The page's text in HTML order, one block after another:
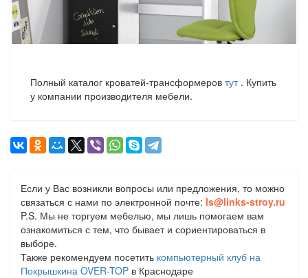
Полный каталог кроватей-трансформеровтут. Купить
у компании производителя мебели.
Если у Вас возникли вопросы или предложения, то можно
связаться с нами по электронной почте: ls@links-stroy.ru
P.S. Мы не торгуем мебелью, мы лишь помогаем вам
ознакомиться с тем, что бывает и сориентироваться в
выборе.
Также рекомендуем посетить компьютерный клуб на
Покрышкина OVER-TOP в Краснодаре